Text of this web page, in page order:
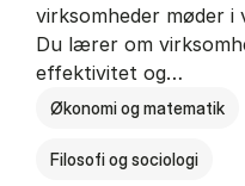
virksomheder møder i
Du lærer om
effektivitet og…
Økonomi og matematik
Filosofi og sociologi